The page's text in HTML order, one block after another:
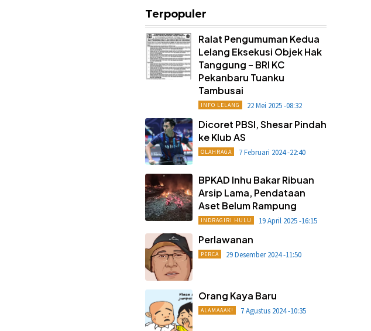
Terpopuler
Ralat Pengumuman Kedua
Lelang Eksekusi Objek Hak
Tanggung – BRI KC
Pekanbaru Tuanku
Tambusai
INFO LELANG 22 Mei 2025 -08:32
Dicoret PBSI, Shesar Pindah
ke Klub AS
OLAHRAGA 7 Februari 2024 -22:40
BPKAD Inhu Bakar Ribuan
Arsip Lama, Pendataan
Aset Belum Rampung
INDRAGIRI HULU 19 April 2025 -16:15
Perlawanan
PERCA 29 Desember 2024 -11:50
Orang Kaya Baru
ALAMAAAK! 7 Agustus 2024 -10:35